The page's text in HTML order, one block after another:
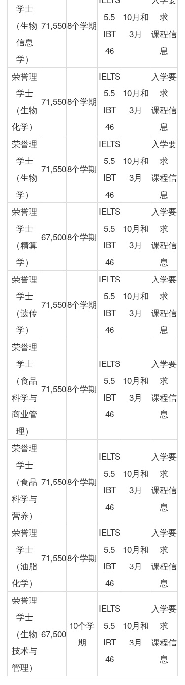
学士
（生物
信息
学）
71,5508个学期
5.5
IBT
46
10月和
3月
求
课程信
息
荣誉理
学士
（生物
化学）
71,5508个学期
IELTS
5.5
IBT
46
10月和
3月
入学要
求
课程信
息
荣誉理
学士
（生物
学）
71,5508个学期
IELTS
5.5
IBT
46
10月和
3月
入学要
求
课程信
息
荣誉理
学士
（精算
学）
67,5008个学期
IELTS
5.5
IBT
46
10月和
3月
入学要
求
课程信
息
荣誉理
学士
（遗传
学）
71,5508个学期
IELTS
5.5
IBT
46
10月和
3月
入学要
求
课程信
息
荣誉理
学士
（食品
科学与
商业管
理）
71,5508个学期
IELTS
5.5
IBT
46
10月和
3月
入学要
求
课程信
息
荣誉理
学士
（食品
科学与
营养）
71,5508个学期
IELTS
5.5
IBT
46
10月和
3月
入学要
求
课程信
息
荣誉理
学士
（油脂
化学）
71,5508个学期
IELTS
5.5
IBT
46
10月和
3月
入学要
求
课程信
息
荣誉理
学士
（生物
技术与
管理）
67,500
10个学
期
IELTS
5.5
IBT
46
10月和
3月
入学要
求
课程信
息